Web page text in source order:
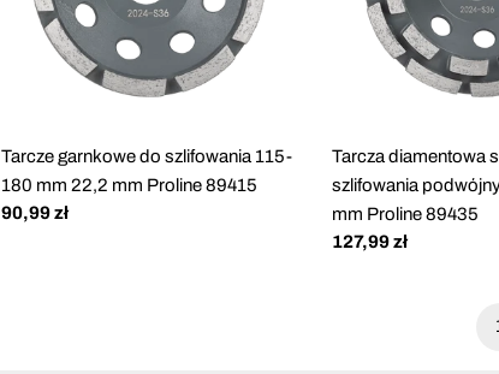
Tarcze garnkowe do szlifowania 115-
180 mm 22,2 mm Proline 89415
Cena
90,99 zł
Tarcza diamentowa
szlifowania
mm Proline 89435
Cena
127,99 zł